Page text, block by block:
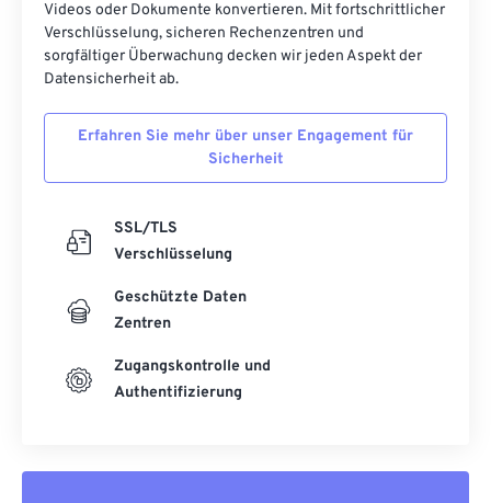
Videos oder Dokumente konvertieren. Mit fortschrittlicher
Verschlüsselung, sicheren Rechenzentren und
sorgfältiger Überwachung decken wir jeden Aspekt der
Datensicherheit ab.
Erfahren Sie mehr über unser Engagement für
Sicherheit
SSL/TLS
Verschlüsselung
Geschützte Daten
Zentren
Zugangskontrolle und
Authentifizierung